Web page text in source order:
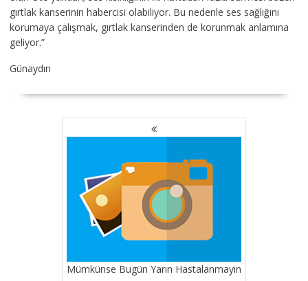
gırtlak kanserinin habercisi olabiliyor. Bu nedenle ses sağlığını
korumaya çalışmak, gırtlak kanserinden de korunmak anlamına
geliyor.”
Günaydın
Mümkünse Bugün Yarın Hastalanmayın